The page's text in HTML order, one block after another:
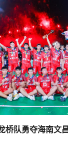
桥队勇夺海南文